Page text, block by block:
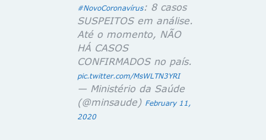
#NovoCoronavírus: 8 casos
SUSPEITOS em análise.
Até o momento, NÃO
HÁ CASOS
CONFIRMADOS no país.
pic.twitter.com/MsWLTN3YRI
— Ministério da Saúde
(@minsaude) February 11,
2020